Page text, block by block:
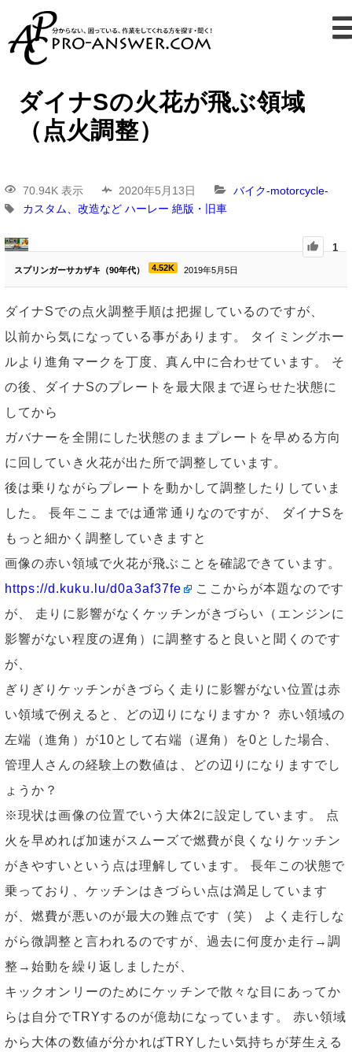
ダイナSの火花が飛ぶ領域
（点火調整）
70.94K 表示 2020年5月13日
バイク-motorcycle-
カスタム、改造など ハーレー 絶版・旧車
1
スプリンガーサカザキ（90年代） 4.52K 2019年5月5日
ダイナSでの点火調整手順は把握しているのですが、
以前から気になっている事があります。 タイミングホー
ルより進角マークを丁度、真ん中に合わせています。 そ
の後、ダイナSのプレートを最大限まで遅らせた状態に
してから
ガバナーを全開にした状態のままプレートを早める方向
に回していき火花が出た所で調整しています。
後は乗りながらプレートを動かして調整したりしていま
した。 長年ここまでは通常通りなのですが、 ダイナSを
もっと細かく調整していきますと
画像の赤い領域で火花が飛ぶことを確認できています。
https://d.kuku.lu/d0a3af37fe
ここからが本題なのです
が、 走りに影響がなくケッチンがきづらい（エンジンに
影響がない程度の遅角）に調整すると良いと聞くのです
が、
ぎりぎりケッチンがきづらく走りに影響がない位置は赤
い領域で例えると、どの辺りになりますか？ 赤い領域の
左端（進角）が10として右端（遅角）を0とした場合、
管理人さんの経験上の数値は、どの辺りになりますでし
ょうか？
※現状は画像の位置でいう大体2に設定しています。 点
火を早めれば加速がスムーズで燃費が良くなりケッチン
がきやすいという点は理解しています。 長年この状態で
乗っており、ケッチンはきづらい点は満足しています
が、燃費が悪いのが最大の難点です（笑） よく走行しな
がら微調整と言われるのですが、過去に何度か走行→調
整→始動を繰り返しましたが、
キックオンリーのためにケッチンで散々な目にあってか
らは自分でTRYするのが億劫になっています。 赤い領域
から大体の数値が分かればTRYしたい気持ちが芽生える